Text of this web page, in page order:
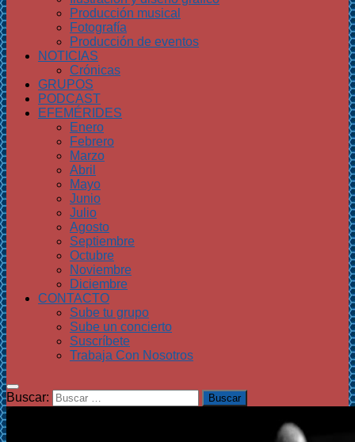
Producción musical
Fotografía
Producción de eventos
NOTICIAS
Crónicas
GRUPOS
PODCAST
EFEMÉRIDES
Enero
Febrero
Marzo
Abril
Mayo
Junio
Julio
Agosto
Septiembre
Octubre
Noviembre
Diciembre
CONTACTO
Sube tu grupo
Sube un concierto
Suscríbete
Trabaja Con Nosotros
Buscar: